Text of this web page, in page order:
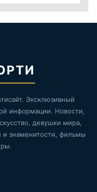
Эксклюзивный
информации. Новости,
девушки мира,
и знаменитости, фильмы